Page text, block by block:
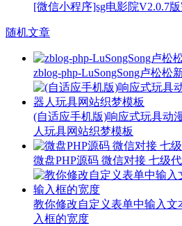
[微信小程序]sg电影院V2.0.7
随机文章
zblog-php-LuSongSong卢松松
(自适应手机版)响应式玩具动
人玩具网站织梦模板
微盘PHP源码 微信对接 七级
教你修改自定义表单中输入
入框的宽度